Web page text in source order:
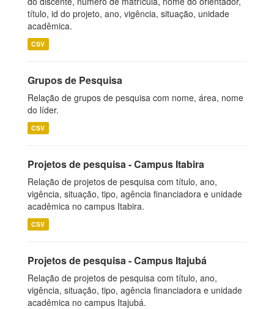
título, id do projeto, ano, vigência, situação, unidade
acadêmica.
CSV
Grupos de Pesquisa
Relação de grupos de pesquisa com nome, área, nome
do líder.
CSV
Projetos de pesquisa - Campus Itabira
Relação de projetos de pesquisa com título, ano,
vigência, situação, tipo, agência financiadora e unidade
acadêmica no campus Itabira.
CSV
Projetos de pesquisa - Campus Itajubá
Relação de projetos de pesquisa com título, ano,
vigência, situação, tipo, agência financiadora e unidade
acadêmica no campus Itajubá.